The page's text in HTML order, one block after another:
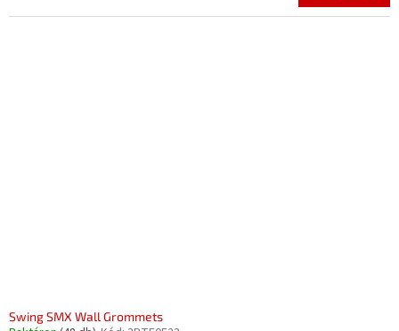
Swing SMX Wall Grommets